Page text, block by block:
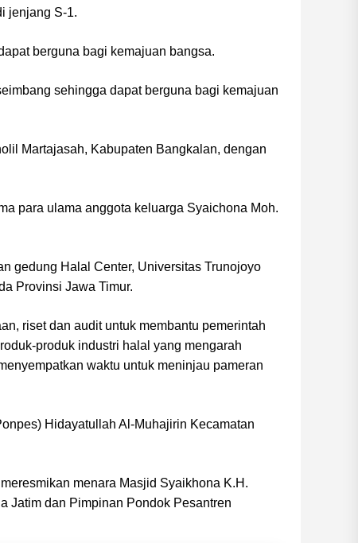
jenjang S-1.
berguna bagi kemajuan bangsa.
sehingga dapat berguna bagi kemajuan
Martajasah, Kabupaten Bangkalan, dengan
para ulama anggota keluarga Syaichona Moh.
gedung Halal Center, Universitas Trunojoyo
Provinsi Jawa Timur.
riset dan audit untuk membantu pemerintah
produk industri halal yang mengarah
waktu untuk meninjau pameran
Hidayatullah Al-Muhajirin Kecamatan
menara Masjid Syaikhona K.H.
Jatim dan Pimpinan Pondok Pesantren